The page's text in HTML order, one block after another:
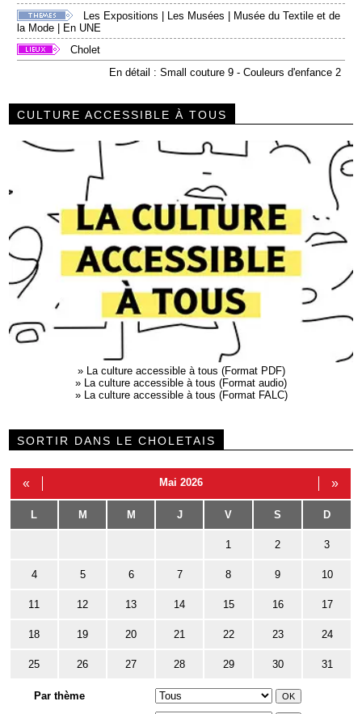
Les Expositions | Les Musées | Musée du Textile et de
la Mode | En UNE
Cholet
En détail : Small couture 9 - Couleurs d'enfance 2
CULTURE ACCESSIBLE À TOUS
» La culture accessible à tous (Format PDF)
» La culture accessible à tous (Format audio)
» La culture accessible à tous (Format FALC)
SORTIR DANS LE CHOLETAIS
« Mai 2026 »
L M M J V S D
1 2 3
4 5 6 7 8 9 10
11 12 13 14 15 16 17
18 19 20 21 22 23 24
25 26 27 28 29 30 31
Par thème